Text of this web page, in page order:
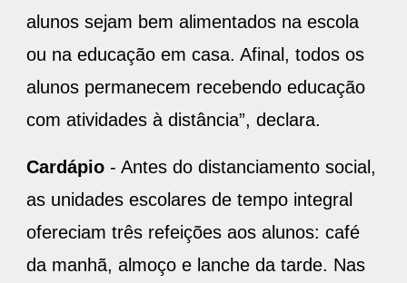
alunos sejam bem alimentados na escola
ou na educação em casa. Afinal, todos os
alunos permanecem recebendo educação
com atividades à distância”, declara.
Cardápio - Antes do distanciamento social,
as unidades escolares de tempo integral
ofereciam três refeições aos alunos: café
da manhã, almoço e lanche da tarde. Nas